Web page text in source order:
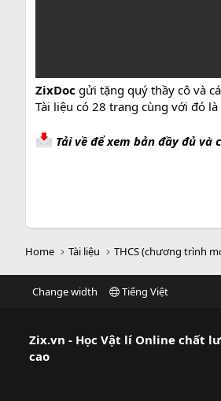
ZixDoc gửi tặng quý thầy cô và
Tài liệu có 28 trang cùng với đó
Tải về để xem bản đầy đủ và
Home Tài liệu THCS (chương trình
Change width Tiếng Việt
Zix.vn - Học Vật lí Online chất
cao